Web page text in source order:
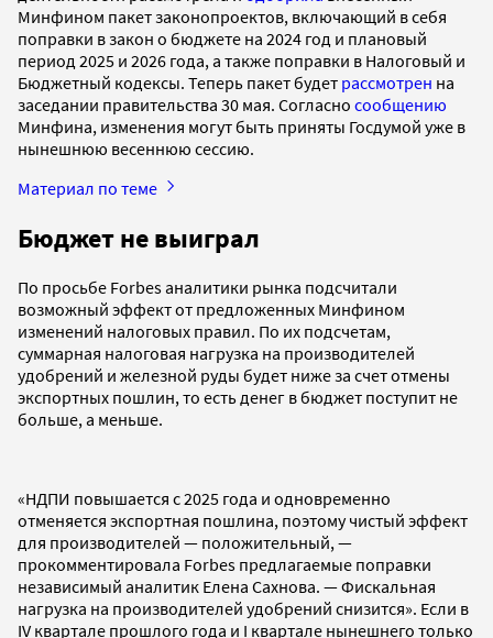
Минфином пакет законопроектов, включающий в себя
поправки в закон о бюджете на 2024 год и плановый
период 2025 и 2026 года, а также поправки в Налоговый и
Бюджетный кодексы. Теперь пакет будет рассмотрен на
заседании правительства 30 мая. Согласно сообщению
Минфина, изменения могут быть приняты Госдумой уже в
нынешнюю весеннюю сессию.
Материал по теме
Бюджет не выиграл
По просьбе Forbes аналитики рынка подсчитали
возможный эффект от предложенных Минфином
изменений налоговых правил. По их подсчетам,
суммарная налоговая нагрузка на производителей
удобрений и железной руды будет ниже за счет отмены
экспортных пошлин, то есть денег в бюджет поступит не
больше, а меньше.
«НДПИ повышается с 2025 года и одновременно
отменяется экспортная пошлина, поэтому чистый эффект
для производителей — положительный, —
прокомментировала Forbes предлагаемые поправки
независимый аналитик Елена Сахнова. — Фискальная
нагрузка на производителей удобрений снизится». Если в
IV квартале прошлого года и I квартале нынешнего только